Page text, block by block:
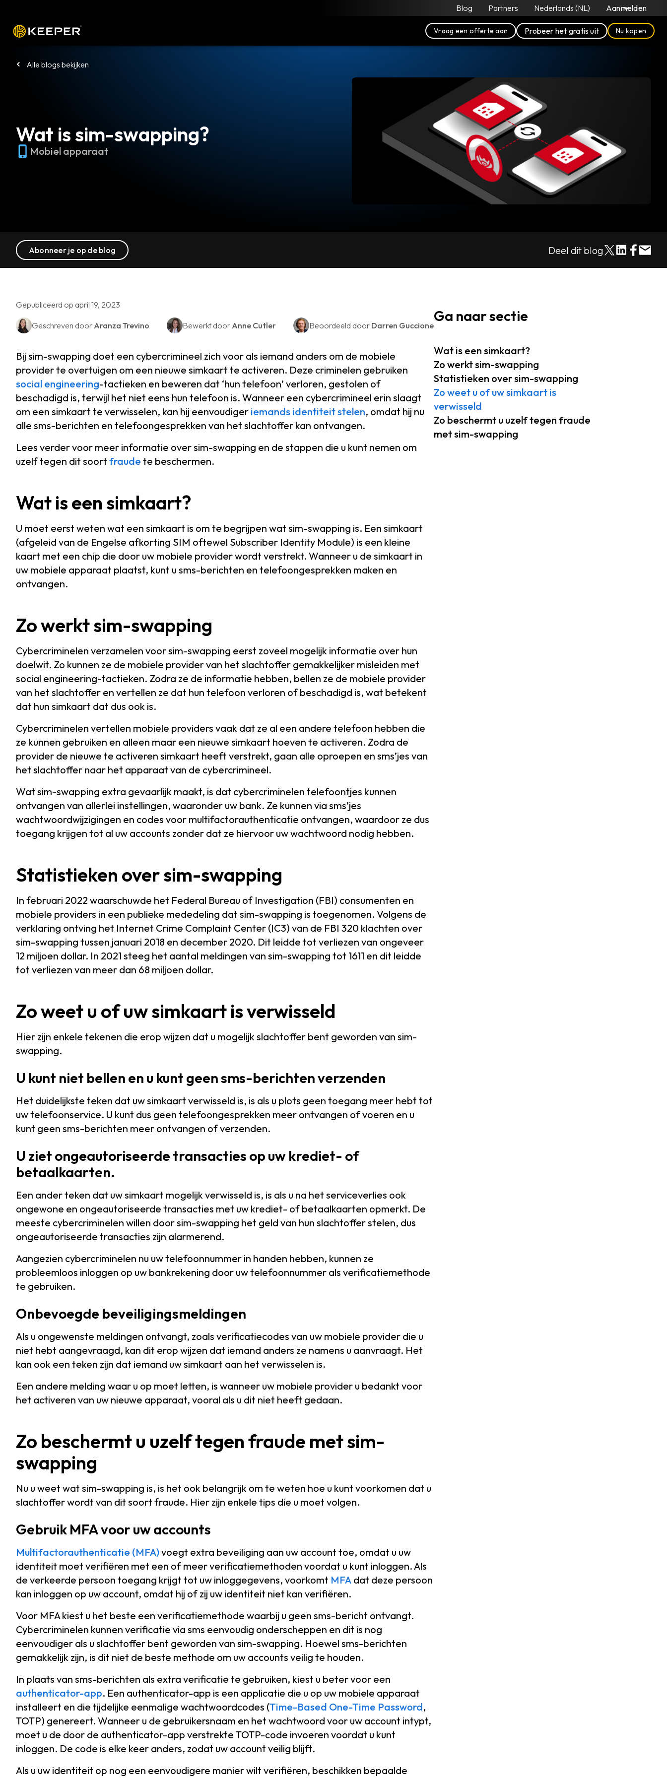
Blog Partners Nederlands (NL) Aanmelden
Vraag een offerte aan Probeer het gratis uit Nu kopen
Alle blogs bekijken
Wat is sim-swapping?
Mobiel apparaat
Abonneer je op de blog Deel dit blog
Gepubliceerd op april 19, 2023
Geschreven door Aranza Trevino Bewerkt door Anne Cutler Beoordeeld door Darren Guccione
Bij sim-swapping doet een cybercrimineel zich voor als iemand anders om de mobiele
provider te overtuigen om een nieuwe simkaart te activeren. Deze criminelen gebruiken
social engineering-tactieken en beweren dat ‘hun telefoon’ verloren, gestolen of
beschadigd is, terwijl het niet eens hun telefoon is. Wanneer een cybercrimineel erin slaagt
om een simkaart te verwisselen, kan hij eenvoudiger iemands identiteit stelen, omdat hij nu
alle sms-berichten en telefoongesprekken van het slachtoffer kan ontvangen.
Lees verder voor meer informatie over sim-swapping en de stappen die u kunt nemen om
uzelf tegen dit soort fraude te beschermen.
Wat is een simkaart?
U moet eerst weten wat een simkaart is om te begrijpen wat sim-swapping is. Een simkaart
(afgeleid van de Engelse afkorting SIM oftewel Subscriber Identity Module) is een kleine
kaart met een chip die door uw mobiele provider wordt verstrekt. Wanneer u de simkaart in
uw mobiele apparaat plaatst, kunt u sms-berichten en telefoongesprekken maken en
ontvangen.
Zo werkt sim-swapping
Cybercriminelen verzamelen voor sim-swapping eerst zoveel mogelijk informatie over hun
doelwit. Zo kunnen ze de mobiele provider van het slachtoffer gemakkelijker misleiden met
social engineering-tactieken. Zodra ze de informatie hebben, bellen ze de mobiele provider
van het slachtoffer en vertellen ze dat hun telefoon verloren of beschadigd is, wat betekent
dat hun simkaart dat dus ook is.
Cybercriminelen vertellen mobiele providers vaak dat ze al een andere telefoon hebben die
ze kunnen gebruiken en alleen maar een nieuwe simkaart hoeven te activeren. Zodra de
provider de nieuwe te activeren simkaart heeft verstrekt, gaan alle oproepen en sms’jes van
het slachtoffer naar het apparaat van de cybercrimineel.
Wat sim-swapping extra gevaarlijk maakt, is dat cybercriminelen telefoontjes kunnen
ontvangen van allerlei instellingen, waaronder uw bank. Ze kunnen via sms’jes
wachtwoordwijzigingen en codes voor multifactorauthenticatie ontvangen, waardoor ze dus
toegang krijgen tot al uw accounts zonder dat ze hiervoor uw wachtwoord nodig hebben.
Statistieken over sim-swapping
In februari 2022 waarschuwde het Federal Bureau of Investigation (FBI) consumenten en
mobiele providers in een publieke mededeling dat sim-swapping is toegenomen. Volgens de
verklaring ontving het Internet Crime Complaint Center (IC3) van de FBI 320 klachten over
sim-swapping tussen januari 2018 en december 2020. Dit leidde tot verliezen van ongeveer
12 miljoen dollar. In 2021 steeg het aantal meldingen van sim-swapping tot 1611 en dit leidde
tot verliezen van meer dan 68 miljoen dollar.
Zo weet u of uw simkaart is verwisseld
Hier zijn enkele tekenen die erop wijzen dat u mogelijk slachtoffer bent geworden van sim-
swapping.
U kunt niet bellen en u kunt geen sms-berichten verzenden
Het duidelijkste teken dat uw simkaart verwisseld is, is als u plots geen toegang meer hebt tot
uw telefoonservice. U kunt dus geen telefoongesprekken meer ontvangen of voeren en u
kunt geen sms-berichten meer ontvangen of verzenden.
U ziet ongeautoriseerde transacties op uw krediet- of
betaalkaarten.
Een ander teken dat uw simkaart mogelijk verwisseld is, is als u na het serviceverlies ook
ongewone en ongeautoriseerde transacties met uw krediet- of betaalkaarten opmerkt. De
meeste cybercriminelen willen door sim-swapping het geld van hun slachtoffer stelen, dus
ongeautoriseerde transacties zijn alarmerend.
Aangezien cybercriminelen nu uw telefoonnummer in handen hebben, kunnen ze
probleemloos inloggen op uw bankrekening door uw telefoonnummer als verificatiemethode
te gebruiken.
Onbevoegde beveiligingsmeldingen
Als u ongewenste meldingen ontvangt, zoals verificatiecodes van uw mobiele provider die u
niet hebt aangevraagd, kan dit erop wijzen dat iemand anders ze namens u aanvraagt. Het
kan ook een teken zijn dat iemand uw simkaart aan het verwisselen is.
Een andere melding waar u op moet letten, is wanneer uw mobiele provider u bedankt voor
het activeren van uw nieuwe apparaat, vooral als u dit niet heeft gedaan.
Zo beschermt u uzelf tegen fraude met sim-
swapping
Nu u weet wat sim-swapping is, is het ook belangrijk om te weten hoe u kunt voorkomen dat u
slachtoffer wordt van dit soort fraude. Hier zijn enkele tips die u moet volgen.
Gebruik MFA voor uw accounts
Multifactorauthenticatie (MFA)voegt extra beveiliging aan uw account toe, omdat u uw
identiteit moet verifiëren met een of meer verificatiemethoden voordat u kunt inloggen. Als
de verkeerde persoon toegang krijgt tot uw inloggegevens, voorkomt MFA dat deze persoon
kan inloggen op uw account, omdat hij of zij uw identiteit niet kan verifiëren.
Voor MFA kiest u het beste een verificatiemethode waarbij u geen sms-bericht ontvangt.
Cybercriminelen kunnen verificatie via sms eenvoudig onderscheppen en dit is nog
eenvoudiger als u slachtoffer bent geworden van sim-swapping. Hoewel sms-berichten
gemakkelijk zijn, is dit niet de beste methode om uw accounts veilig te houden.
In plaats van sms-berichten als extra verificatie te gebruiken, kiest u beter voor een
authenticator-app. Een authenticator-app is een applicatie die u op uw mobiele apparaat
installeert en die tijdelijke eenmalige wachtwoordcodes (Time-Based One-Time Password,
TOTP) genereert. Wanneer u de gebruikersnaam en het wachtwoord voor uw account intypt,
moet u de door de authenticator-app verstrekte TOTP-code invoeren voordat u kunt
inloggen. De code is elke keer anders, zodat uw account veilig blijft.
Als u uw identiteit op nog een eenvoudigere manier wilt verifiëren, beschikken bepaalde
Ga naar sectie
Wat is een simkaart?
Zo werkt sim-swapping
Statistieken over sim-swapping
Zo weet u of uw simkaart is
verwisseld
Zo beschermt u uzelf tegen fraude
met sim-swapping